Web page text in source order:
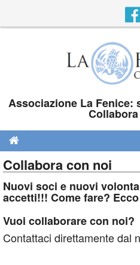
Associazione La Fenice:
Chi siamo
Dove siamo
Collabora con noi
Nuovi soci e nuovi
accetti!!! Come fare?
Vuoi collaborare con noi?
Contattaci direttamente dal